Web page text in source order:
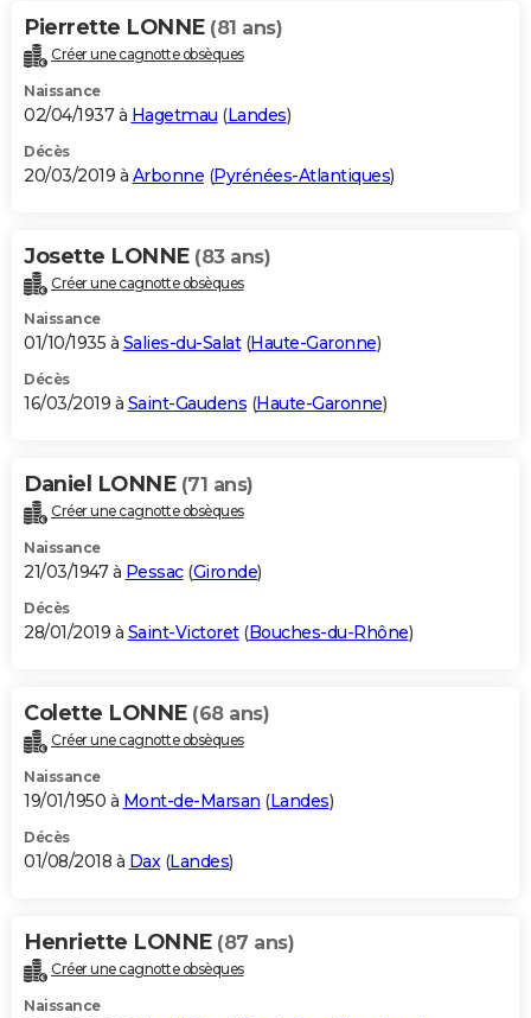
Pierrette LONNE (81 ans)
Créer une cagnotte obsèques
Naissance
02/04/1937 à Hagetmau (Landes)
Décès
20/03/2019 à Arbonne (Pyrénées-Atlantiques)
Josette LONNE (83 ans)
Créer une cagnotte obsèques
Naissance
01/10/1935 à Salies-du-Salat(Haute-Garonne)
Décès
16/03/2019 à Saint-Gaudens (Haute-Garonne)
Daniel LONNE (71 ans)
Créer une cagnotte obsèques
Naissance
21/03/1947 à Pessac(Gironde)
Décès
28/01/2019 à Saint-Victoret(Bouches-du-Rhône)
Colette LONNE (68 ans)
Créer une cagnotte obsèques
Naissance
19/01/1950 à Mont-de-Marsan (Landes)
Décès
01/08/2018 à Dax(Landes)
Henriette LONNE (87 ans)
Créer une cagnotte obsèques
Naissance